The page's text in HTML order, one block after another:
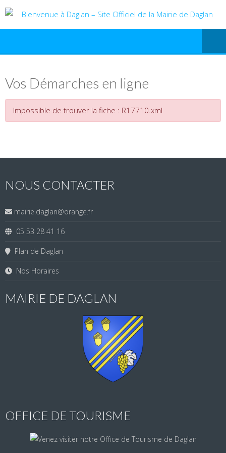
Vos Démarches en ligne
Impossible de trouver la fiche : R17710.xml
NOUS CONTACTER
mairie.daglan@orange.fr
05 53 28 41 16
Plan de Daglan
Nos Horaires
MAIRIE DE DAGLAN
OFFICE DE TOURISME